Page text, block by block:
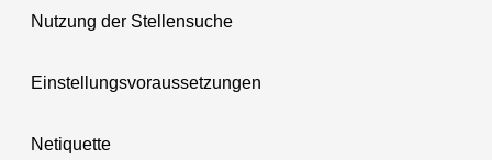
Nutzung der Stellensuche
Einstellungsvoraussetzungen
Netiquette